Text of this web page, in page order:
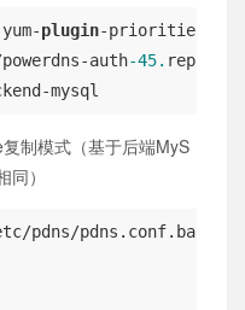
yum-plugin-priorities &&
auth-45. repo
mysql
制模式（基于后端MyS
）
pdns/pdns.conf.bak